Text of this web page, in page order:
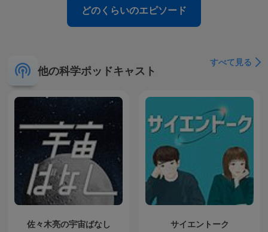
どのくらいのエピソード
他の科学ポッドキャスト
すべて見る
佐々木亮の宇宙ばなし サイエントーク